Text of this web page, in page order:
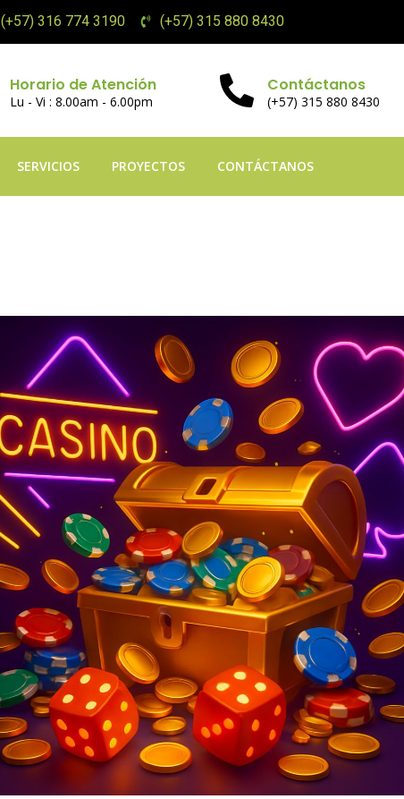
(+57) 316 774 3190 (+57) 315 880 8430
Horario de Atención
Lu - Vi : 8.00am - 6.00pm
Contáctanos
(+57) 315 880 8430
SERVICIOS PROYECTOS CONTÁCTANOS